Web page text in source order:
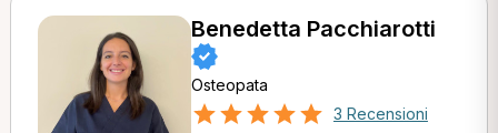
Benedetta Pacchiarotti
Osteopata
3 Recensioni